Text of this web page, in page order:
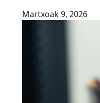
Martxoak 9, 2026